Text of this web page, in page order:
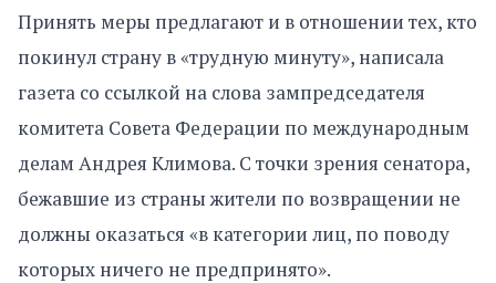
Принять меры предлагают и в отношении тех, кто
покинул страну в «трудную минуту», написала
газета со ссылкой на слова зампредседателя
комитета Совета Федерации по международным
делам Андрея Климова. С точки зрения сенатора,
бежавшие из страны жители по возвращении не
должны оказаться «в категории лиц, по поводу
которых ничего не предпринято».